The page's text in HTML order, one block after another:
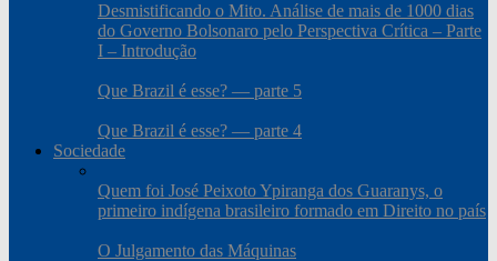
Desmistificando o Mito. Análise de mais de 1000 dias
do Governo Bolsonaro pelo Perspectiva Crítica – Parte
I – Introdução
Que Brazil é esse? — parte 5
Que Brazil é esse? — parte 4
Sociedade
Quem foi José Peixoto Ypiranga dos Guaranys, o
primeiro indígena brasileiro formado em Direito no país
O Julgamento das Máquinas